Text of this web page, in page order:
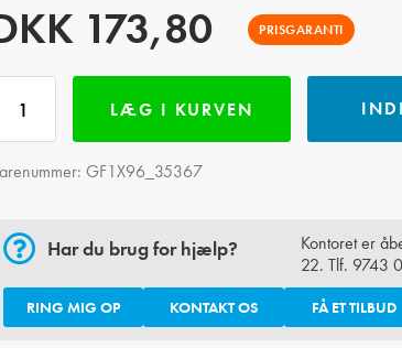
173,80 PRISGARANTI
LÆG I KURVEN
GF1X96_35367
Har du brug for hjælp?
Kontoret er
22. Tlf. 9743
RING MIG OP KONTAKT OS FÅ ET TILBUD